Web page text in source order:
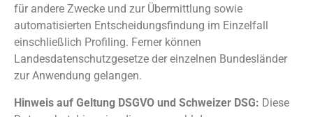
für andere Zwecke und zur Übermittlung sowie
automatisierten Entscheidungsfindung im Einzelfall
einschließlich Profiling. Ferner können
Landesdatenschutzgesetze der einzelnen Bundesländer
zur Anwendung gelangen.
Hinweis auf Geltung DSGVO und Schweizer DSG: Diese